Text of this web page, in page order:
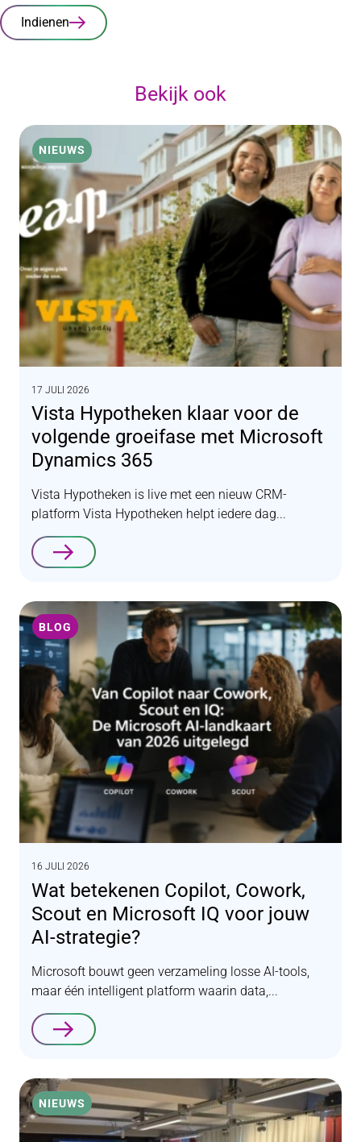
Indienen
Bekijk ook
NIEUWS
17 JULI 2026
Vista Hypotheken klaar voor de
volgende groeifase met Microsoft
Dynamics 365
Vista Hypotheken is live met een nieuw CRM-
platform Vista Hypotheken helpt iedere dag...
Lees verder
BLOG
16 JULI 2026
Wat betekenen Copilot, Cowork,
Scout en Microsoft IQ voor jouw
AI-strategie?
Microsoft bouwt geen verzameling losse AI-tools,
maar één intelligent platform waarin data,...
Lees verder
NIEUWS